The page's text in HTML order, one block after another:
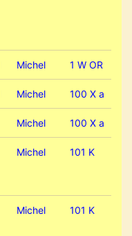
Michel 1 W OR
Michel 100 X a
Michel 100 X a
Michel 101 K
Michel 101 K